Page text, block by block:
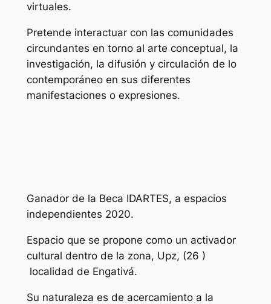
virtuales.
Pretende interactuar con las comunidades
circundantes en torno al arte conceptual, la
investigación, la difusión y circulación de lo
contemporáneo en sus diferentes
manifestaciones o expresiones.
Ganador de la Beca IDARTES, a espacios
independientes 2020.
Espacio que se propone como un activador
cultural dentro de la zona, Upz, (26 )
localidad de Engativá.
Su naturaleza es de acercamiento a la